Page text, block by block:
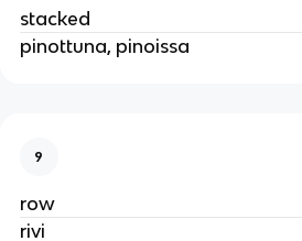
stacked
pinottuna, pinoissa
9
row
rivi